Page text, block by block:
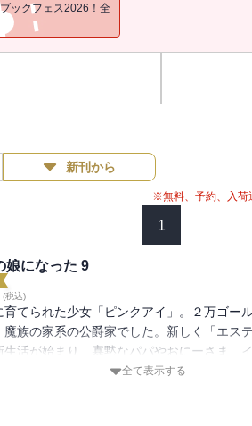
ックフェス2026！全
新刊から
※無料、予約、入荷
1
娘になった 9
(税込)
育てられた少女「ピンクアイ」。２万ゴー
魔族の家系の公爵家でした。新しく「エス
生活が始まり、寡黙なパパやおにーさま、
まれているけども、本当に自分はこの家の
全て表示する